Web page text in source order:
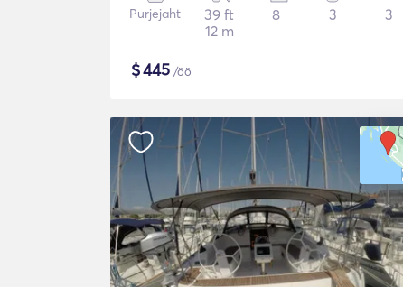
Purjejaht
39 ft
12 m
8 3 3
$445 /öö